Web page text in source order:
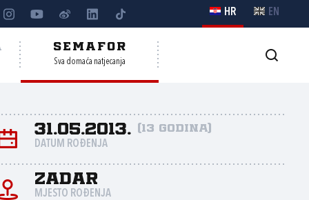
HR EN
SEMAFOR
Sva domaća natjecanja
31.05.2013. (13 godina)
DATUM ROĐENJA
Zadar
MJESTO ROĐENJA